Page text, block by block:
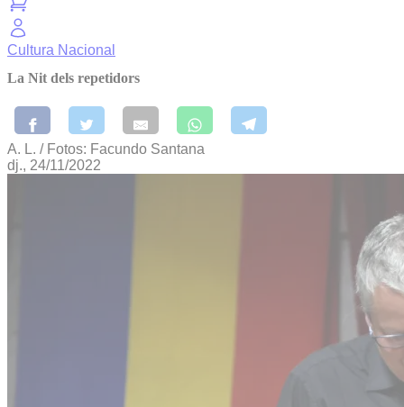
Cultura Nacional
La Nit dels repetidors
A. L. / Fotos: Facundo Santana
dj., 24/11/2022